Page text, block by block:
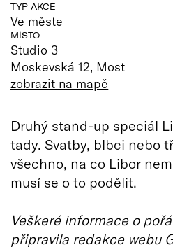
TYP AKCE
Ve měste
MÍSTO
Studio 3
Moskevská 12, Most
zobrazit na mapě
Druhý stand-up speciál
tady. Svatby, blbci nebo
všechno, na co Libor
musí se o to podělit.
Veškeré informace o
připravila redakce webu